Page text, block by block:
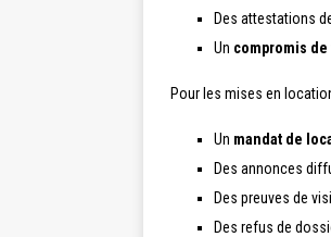
Des attestations
Un compromis de
Pour les mises en
Un mandat de
Des annonces
Des preuves de
Des refus de